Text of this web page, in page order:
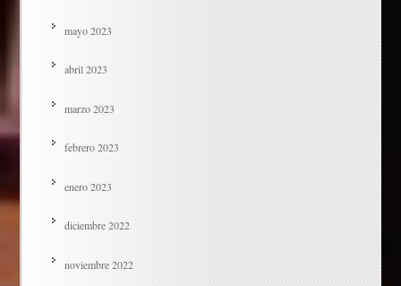
mayo 2023
abril 2023
marzo 2023
febrero 2023
enero 2023
diciembre 2022
noviembre 2022